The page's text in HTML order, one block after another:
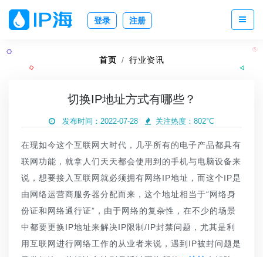
登录 注册
首页 行业资讯
切换IP地址方式有哪些？
发布时间：2022-07-28 关注热度： 802°C
在现如今这个互联网大时代，几乎所有的电子产品都具有
联网功能，就拿人们天天都会使用到的手机与电脑设备来
说，想要接入互联网就必须拥有网络IP地址，而这个IP是
由网络运营商服务器分配而来，这个地址相当于“网络身
份证和网络通行证”，由于网络的复杂性，在不少的场景
中都要更换IP地址来解决IP限制/IP封禁问题，尤其是利
用互联网进行网络工作的从业者来说，遇到IP被封问题是